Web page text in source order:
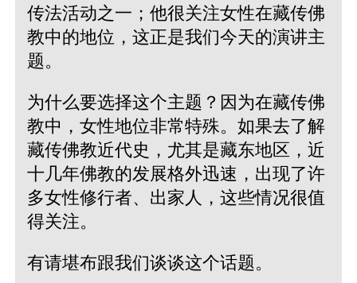
传法活动之一；他很关注女性在藏传佛
教中的地位，这正是我们今天的演讲主
题。
为什么要选择这个主题？因为在藏传佛
教中，女性地位非常特殊。如果去了解
藏传佛教近代史，尤其是藏东地区，近
十几年佛教的发展格外迅速，出现了许
多女性修行者、出家人，这些情况很值
得关注。
有请堪布跟我们谈谈这个话题。